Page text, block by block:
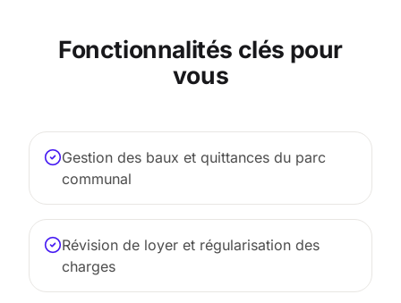
Fonctionnalités clés pour
vous
Gestion des baux et quittances du parc
communal
Révision de loyer et régularisation des
charges